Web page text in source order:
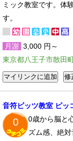
ミック教室です。体
す。
月謝 3,000 円～
東京都八王子市散田
音符ビッツ教室 ピッ
0
0歳から脳と
ズム感、絶